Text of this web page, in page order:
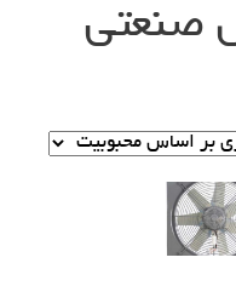
صنعتی